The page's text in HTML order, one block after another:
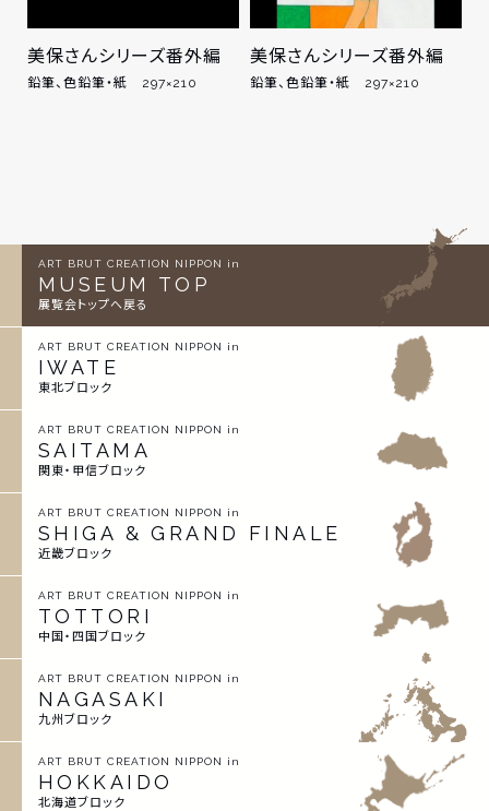
美保さんシリーズ番外編
鉛筆、色鉛筆・紙 297×210
美保さんシリーズ番外編
鉛筆、色鉛筆・紙 297×210
ART BRUT CREATION NIPPON in
MUSEUM TOP
展覧会トップへ戻る
ART BRUT CREATION NIPPON in
IWATE
東北ブロック
ART BRUT CREATION NIPPON in
SAITAMA
関東・甲信ブロック
ART BRUT CREATION NIPPON in
SHIGA & GRAND FINALE
近畿ブロック
ART BRUT CREATION NIPPON in
TOTTORI
中国・四国ブロック
ART BRUT CREATION NIPPON in
NAGASAKI
九州ブロック
ART BRUT CREATION NIPPON in
HOKKAIDO
北海道ブロック